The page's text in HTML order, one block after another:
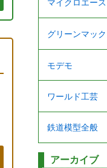
マイクロエース
グリーンマック
モデモ
ワールド工芸
鉄道模型全般
アーカイブ